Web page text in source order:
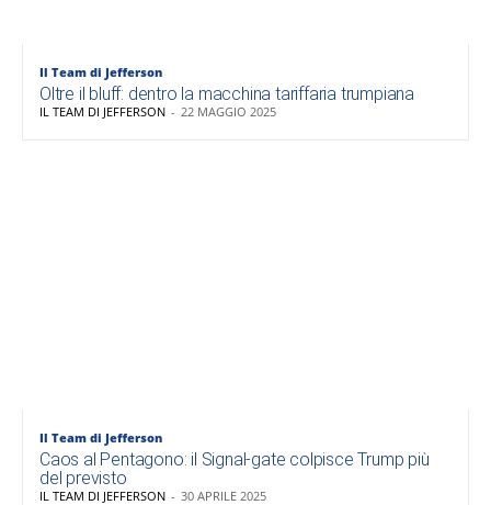
Il Team di Jefferson
Oltre il bluff: dentro la macchina tariffaria trumpiana
IL TEAM DI JEFFERSON - 22 MAGGIO 2025
Il Team di Jefferson
Caos al Pentagono: il Signal-gate colpisce Trump più
del previsto
IL TEAM DI JEFFERSON - 30 APRILE 2025